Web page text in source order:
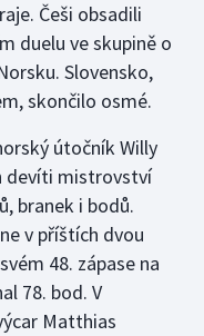
Češi obsadili
duelu ve skupině o
Slovensko,
skončilo osmé.
útočník Willy
devíti mistrovství
branek i bodů.
v příštích dvou
48. zápase na
78. bod. V
Matthias